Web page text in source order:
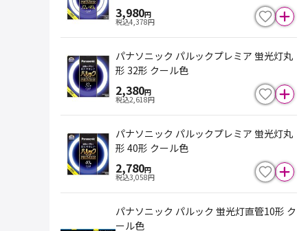
3,980円
税込4,378円
パナソニック パルックプレミア 蛍光灯丸
形 32形 クール色
2,380円
税込2,618円
パナソニック パルックプレミア 蛍光灯丸
形 40形 クール色
2,780円
税込3,058円
パナソニック パルック 蛍光灯直管10形 ク
ール色